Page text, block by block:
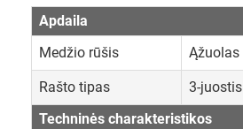
Apdaila
Medžio rūšis
Ąžuolas
Rašto tipas
3-juostis
Techninės charakteristikos